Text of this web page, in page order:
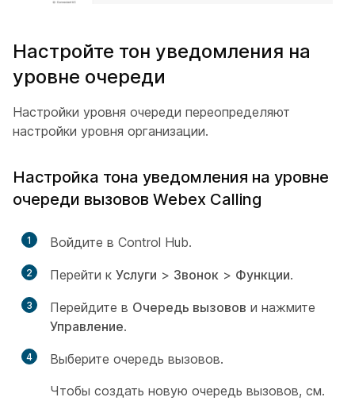
Настройте тон уведомления на
уровне очереди
Настройки уровня очереди переопределяют
настройки уровня организации.
Настройка тона уведомления на уровне
очереди вызовов Webex Calling
1 Войдите в Control Hub.
2 Перейти к Услуги > Звонок > Функции.
3 Перейдите в Очередь вызовов и нажмите
Управление.
4
Выберите очередь вызовов.
Чтобы создать новую очередь вызовов, см.